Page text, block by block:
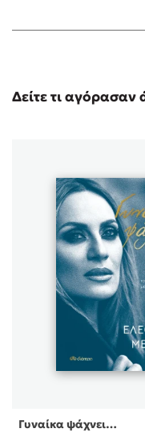
Δείτε τι αγόρασαν
Γυναίκα ψάχνει…